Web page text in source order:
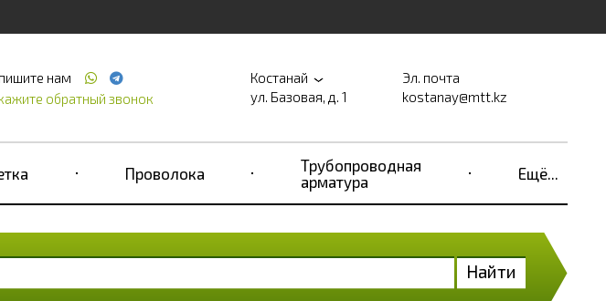
нам
обратный звонок
Костанай
ул. Базовая, д. 1
Эл. почта
kostanay@mtt.kz
Проволока
Трубопроводная
арматура
Ещё...
Найти